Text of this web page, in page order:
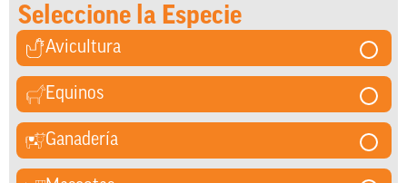
Seleccione la Especie
Avicultura
Equinos
Ganadería